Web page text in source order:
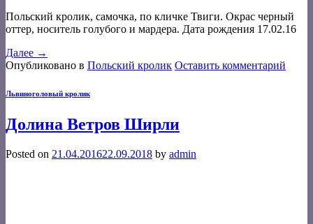
Польский кролик, самочка, по кличке Твиги. Окрас черный
оттер, носитель голубого и мардера. Дата рождения 17.02.16
Далее →
Опубликовано в Польский кролик Оставить комментарий
Львиноголовый кролик
Долина Ветров Ширли
Posted on 21.04.201622.09.2018 by admin